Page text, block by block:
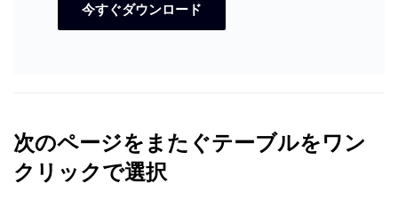
今すぐダウンロード
次のページをまたぐテーブルをワン
クリックで選択